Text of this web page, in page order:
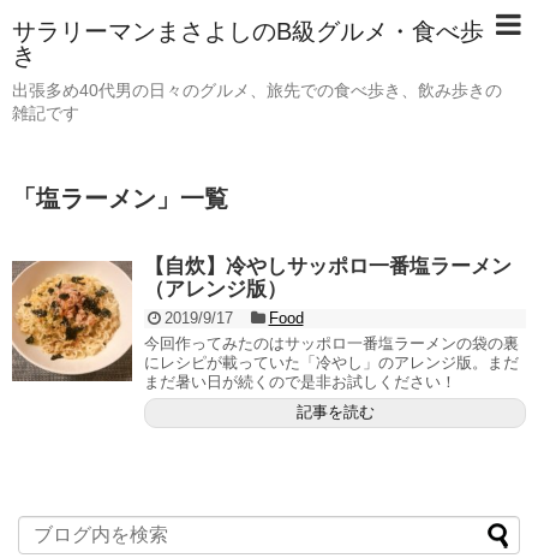
サラリーマンまさよしのB級グルメ・食べ歩
き
出張多め40代男の日々のグルメ、旅先での食べ歩き、飲み歩きの
雑記です
「塩ラーメン 」 一覧
【自炊】冷やしサッポロ一番塩ラーメン
（アレンジ版）
2019/9/17
Food
今回作ってみたのはサッポロ一番塩ラーメンの袋の裏
にレシピが載っていた「冷やし」のアレンジ版。まだ
まだ暑い日が続くので是非お試しください！
記事を読む